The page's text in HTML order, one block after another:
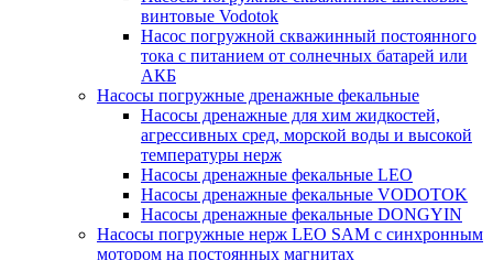
винтовые Vodotok
Насос погружной скважинный постоянного
тока с питанием от солнечных батарей или
АКБ
Насосы погружные дренажные фекальные
Насосы дренажные для хим жидкостей,
агрессивных сред, морской воды и высокой
температуры нерж
Насосы дренажные фекальные LEO
Насосы дренажные фекальные VODOTOK
Насосы дренажные фекальные DONGYIN
Насосы погружные нерж LEO SAM с синхронным
мотором на постоянных магнитах